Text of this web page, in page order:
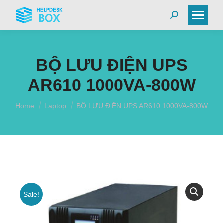
Search:
BỘ LƯU ĐIỆN UPS
AR610 1000VA-800W
You are here:
Home Laptop BỘ LƯU ĐIỆN UPS AR610 1000VA-800W
Sale!